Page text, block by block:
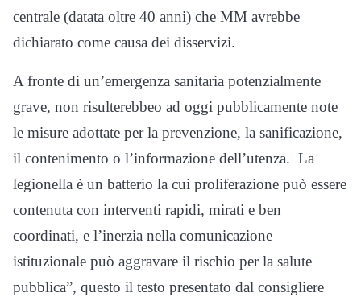
centrale (datata oltre 40 anni) che MM avrebbe
dichiarato come causa dei disservizi.
A fronte di un’emergenza sanitaria potenzialmente
grave, non risulterebbeo ad oggi pubblicamente note
le misure adottate per la prevenzione, la sanificazione,
il contenimento o l’informazione dell’utenza. La
legionella è un batterio la cui proliferazione può essere
contenuta con interventi rapidi, mirati e ben
coordinati, e l’inerzia nella comunicazione
istituzionale può aggravare il rischio per la salute
pubblica”, questo il testo presentato dal consigliere